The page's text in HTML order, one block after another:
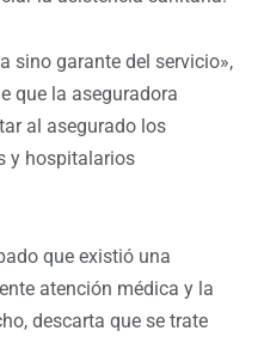
sino garante del servicio»,
que la aseguradora
al asegurado los
y hospitalarios
que existió una
atención médica y la
descarta que se trate